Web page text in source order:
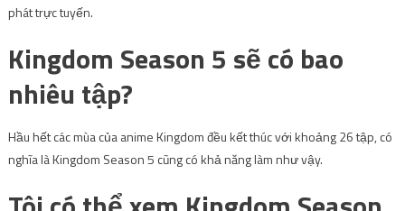
phát trực tuyến.
Kingdom Season 5 sẽ có bao
nhiêu tập?
Hầu hết các mùa của anime Kingdom đều kết thúc với khoảng 26 tập, có
nghĩa là Kingdom Season 5 cũng có khả năng làm như vậy.